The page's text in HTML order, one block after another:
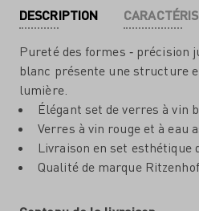
DESCRIPTION
Pureté des formes ‐ précision
blanc présente une structure
lumière.
Élégant set de verres à vin
Verres à vin rouge et à eau
Livraison en set esthétique
Qualité de marque